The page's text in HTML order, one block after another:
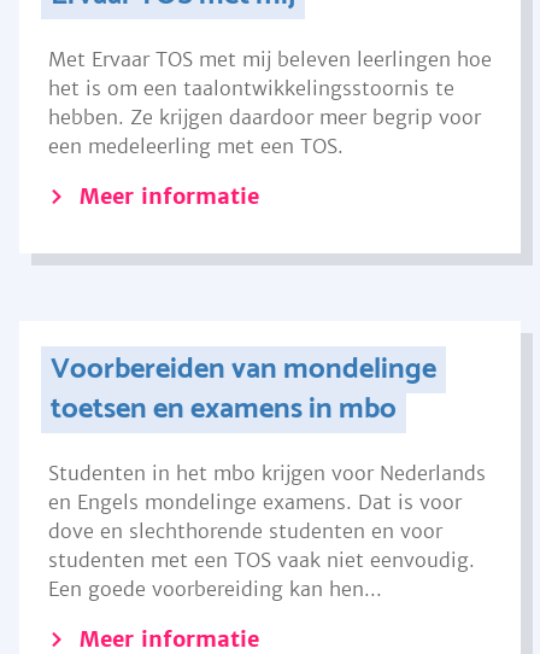
Met Ervaar TOS met mij beleven leerlingen hoe
het is om een taalontwikkelingsstoornis te
hebben. Ze krijgen daardoor meer begrip voor
een medeleerling met een TOS.
Meer informatie
Voorbereiden van mondelinge
toetsen en examens in mbo
Studenten in het mbo krijgen voor Nederlands
en Engels mondelinge examens. Dat is voor
dove en slechthorende studenten en voor
studenten met een TOS vaak niet eenvoudig.
Een goede voorbereiding kan hen...
Meer informatie